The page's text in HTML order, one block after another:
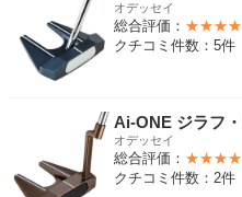
オデッセイ
総合評価：
クチコミ件数：5件
Ai-ONE ジラフ
オデッセイ
総合評価：
クチコミ件数：2件